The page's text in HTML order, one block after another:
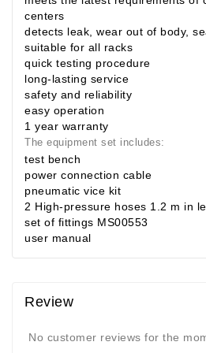
centers
detects leak, wear out of body,
suitable for all racks
quick testing procedure
long-lasting service
safety and reliability
easy operation
1 year warranty
The equipment set includes:
test bench
power connection cable
pneumatic vice kit
2 High-pressure hoses 1.2 m in
set of fittings MS00553
user manual
Review
No customer reviews for the